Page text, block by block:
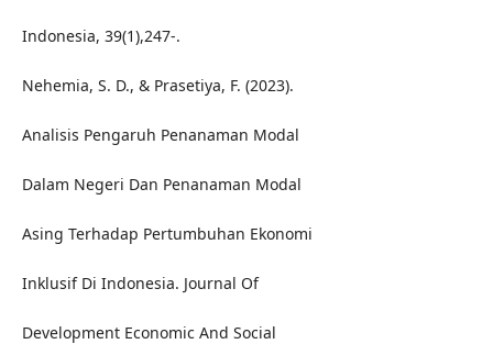
Indonesia, 39(1),247-.
Nehemia, S. D., & Prasetiya, F. (2023).
Analisis Pengaruh Penanaman Modal
Dalam Negeri Dan Penanaman Modal
Asing Terhadap Pertumbuhan Ekonomi
Inklusif Di Indonesia. Journal Of
Development Economic And Social